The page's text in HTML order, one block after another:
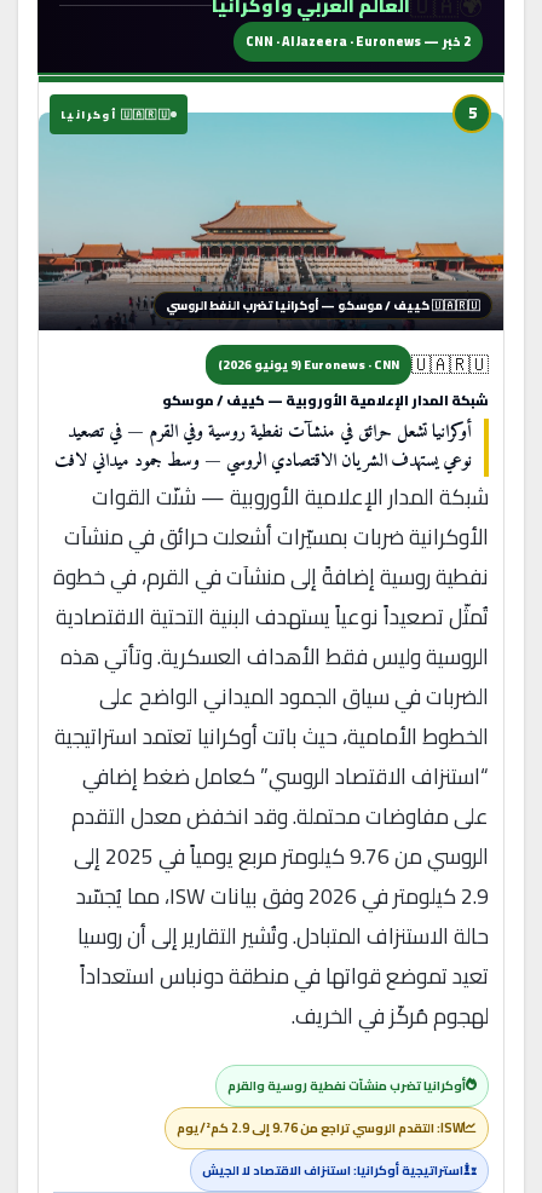
🇺🇦🇷🇺 أوكرانيا
🇺🇦🇷🇺 كييف / موسكو — أوكرانيا تضرب النفط الروسي
🇺🇦🇷🇺 Euronews · CNN (9 يونيو 2026)
شبكة المدار الإعلامية الأوروبية — كييف / موسكو
أوكرانيا تشعل حرائق في منشآت نفطية روسية وفي القرم — في تصعيد
نوعي يستهدف الشريان الاقتصادي الروسي — وسط جمود ميداني لافت
شبكة المدار الإعلامية الأوروبية — شنّت القوات
الأوكرانية ضربات بمسيّرات أشعلت حرائق في منشآت
نفطية روسية إضافةً إلى منشآت في القرم، في خطوة
تُمثّل تصعيداً نوعياً يستهدف البنية التحتية الاقتصادية
الروسية وليس فقط الأهداف العسكرية. وتأتي هذه
الضربات في سياق الجمود الميداني الواضح على
الخطوط الأمامية، حيث باتت أوكرانيا تعتمد استراتيجية
“استنزاف الاقتصاد الروسي” كعامل ضغط إضافي
على مفاوضات محتملة. وقد انخفض معدل التقدم
الروسي من 9.76 كيلومتر مربع يومياً في 2025 إلى
2.9 كيلومتر في 2026 وفق بيانات ISW، مما يُجسّد
حالة الاستنزاف المتبادل. وتُشير التقارير إلى أن روسيا
تعيد تموضع قواتها في منطقة دونباس استعداداً
لهجوم مُركّز في الخريف.
أوكرانيا تضرب منشآت نفطية روسية والقرم
ISW: التقدم الروسي تراجع من 9.76 إلى 2.9 كم²/يوم
استراتيجية أوكرانيا: استنزاف الاقتصاد لا الجيش